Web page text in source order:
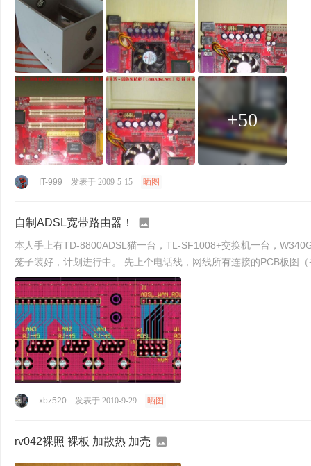
+50
IT-999 发表于 2009-5-15 晒图
自制ADSL宽带路由器！
本人手上有TD-8800ADSL猫一台，TL-SF1008+交换机一台，
xbz520 发表于 2010-9-29 晒图
rv042裸照 裸板 加散热 加壳